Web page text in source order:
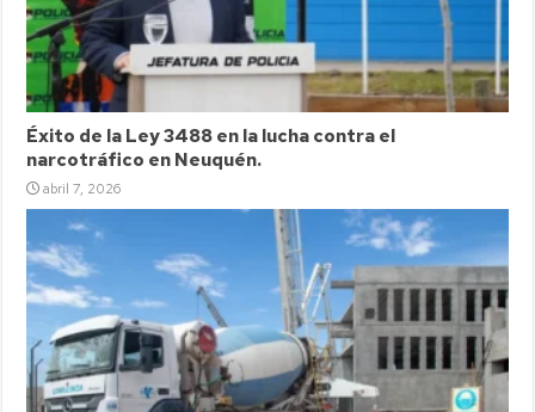
Éxito de la Ley 3488 en la lucha contra el
narcotráfico en Neuquén.
abril 7, 2026